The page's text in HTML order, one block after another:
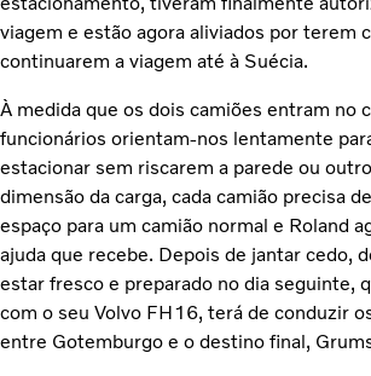
viagem e estão agora aliviados por terem
continuarem a viagem até à Suécia.
À medida que os dois camiões entram no
funcionários orientam-nos lentamente
estacionar sem riscarem a parede ou
dimensão da carga, cada camião precisa
espaço para um camião normal e Roland
ajuda que recebe. Depois de jantar cedo,
estar fresco e preparado no dia seguinte,
com o seu Volvo FH16, terá de conduzir
entre Gotemburgo e o destino final,